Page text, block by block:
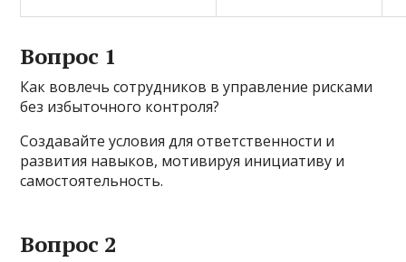
Вопрос 1
Как вовлечь сотрудников в управление рисками
без избыточного контроля?
Создавайте условия для ответственности и
развития навыков, мотивируя инициативу и
самостоятельность.
Вопрос 2